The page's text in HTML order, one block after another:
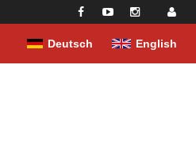
English
Deutsch